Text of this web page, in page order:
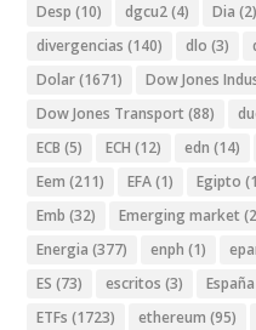
Desp (10) dgcu2(4) Dia (2)
divergencias (140) dlo (3)
Dolar(1671) Dow Jones
Dow Jones Transport (88)
ECB (5) ECH (12) edn (14)
Eem (211) EFA(1) Egipto
Emb (32) Emerging market
Energia (377) enph (1)
ES (73) escritos (3) España
ETFs (1723) ethereum (95)